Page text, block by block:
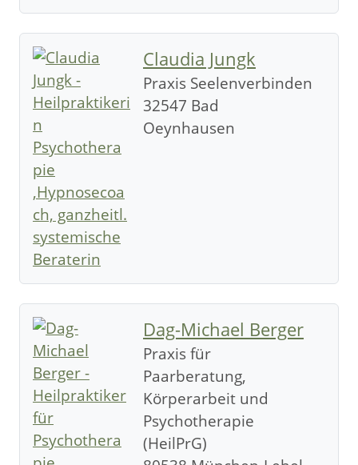
Claudia Jungk
Praxis Seelenverbinden
32547 Bad
Oeynhausen
Dag-Michael Berger
Praxis für
Paarberatung,
Körperarbeit und
Psychotherapie
(HeilPrG)